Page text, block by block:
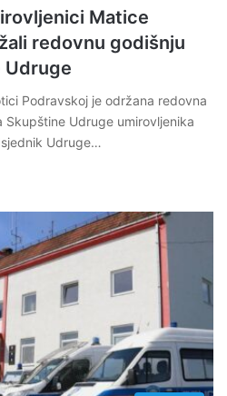
Matice
redovnu godišnju
Udruge
Podravskoj je održana redovna
Udruge umirovljenika
Udruge…